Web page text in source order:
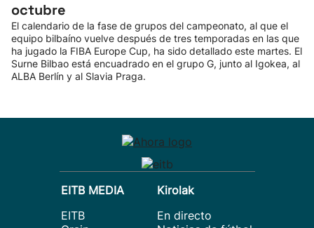
octubre
El calendario de la fase de grupos del campeonato, al que el
equipo bilbaíno vuelve después de tres temporadas en las que
ha jugado la FIBA Europe Cup, ha sido detallado este martes. El
Surne Bilbao está encuadrado en el grupo G, junto al Igokea, al
ALBA Berlín y al Slavia Praga.
EITB MEDIA
EITB
Kirolak
En directo